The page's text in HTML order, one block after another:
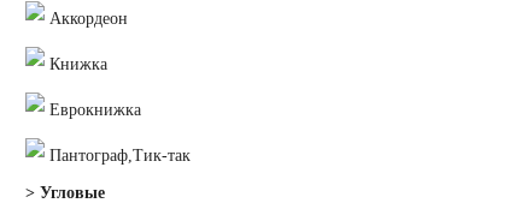
Аккордеон
Книжка
Еврокнижка
Пантограф,Тик-так
> Угловые